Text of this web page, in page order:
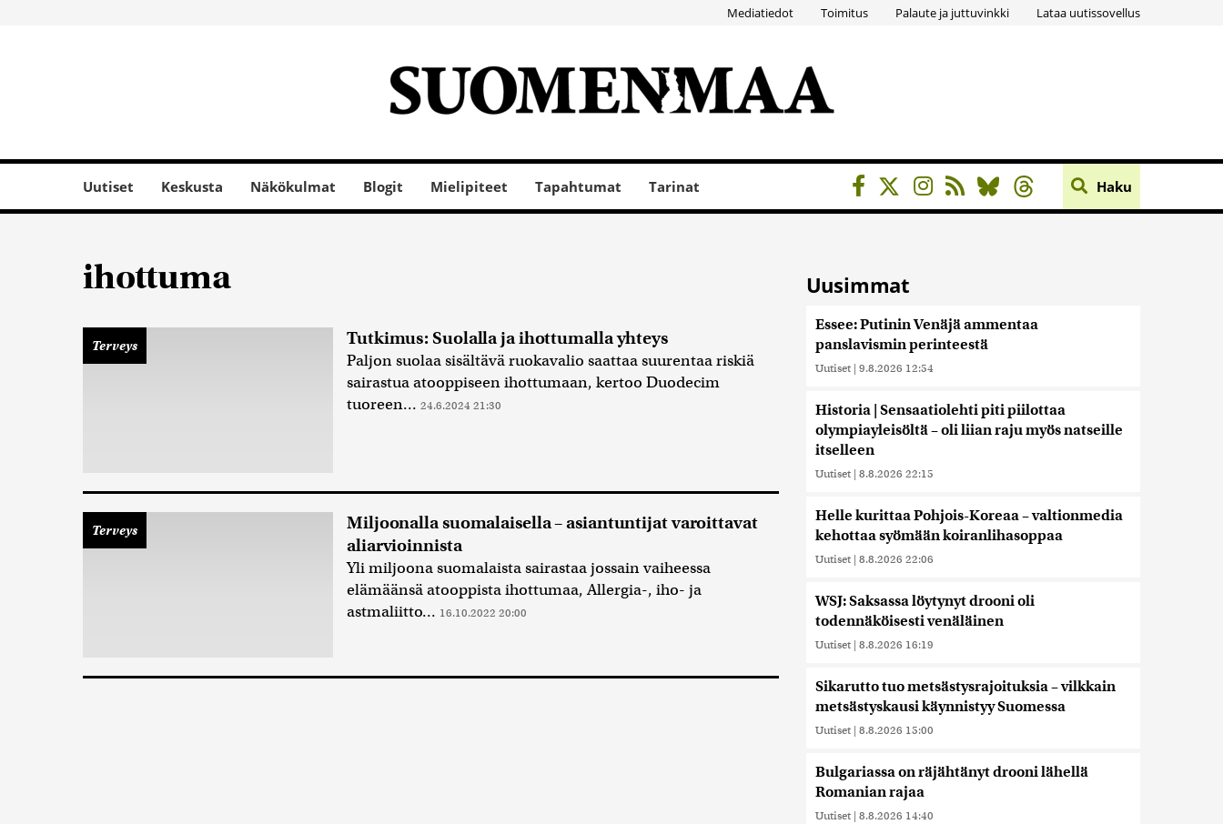
Mediatiedot Toimitus Palaute ja juttuvinkki Lataa uutissovellus
Uutiset Keskusta Näkökulmat Blogit Mielipiteet Tapahtumat Tarinat Haku
ihottuma
Terveys Tutkimus: Suolalla ja ihottumalla yhteys
Paljon suolaa sisältävä ruokavalio saattaa suurentaa riskiä
sairastua atooppiseen ihottumaan, kertoo Duodecim
tuoreen... 24.6.2024 21:30
Terveys
Miljoonalla suomalaisella – asiantuntijat varoittavat
aliarvioinnista
Yli miljoona suomalaista sairastaa jossain vaiheessa
elämäänsä atooppista ihottumaa, Allergia-, iho- ja
astmaliitto... 16.10.2022 20:00
Uusimmat
Essee: Putinin Venäjä ammentaa
panslavismin perinteestä
Uutiset | 9.8.2026 12:54
Historia | Sensaatiolehti piti piilottaa
olympiayleisöltä – oli liian raju myös natseille
itselleen
Uutiset | 8.8.2026 22:15
Helle kurittaa Pohjois-Koreaa – valtionmedia
kehottaa syömään koiranlihasoppaa
Uutiset | 8.8.2026 22:06
WSJ: Saksassa löytynyt drooni oli
todennäköisesti venäläinen
Uutiset | 8.8.2026 16:19
Sikarutto tuo metsästysrajoituksia – vilkkain
metsästyskausi käynnistyy Suomessa
Uutiset | 8.8.2026 15:00
Bulgariassa on räjähtänyt drooni lähellä
Romanian rajaa
Uutiset | 8.8.2026 14:40